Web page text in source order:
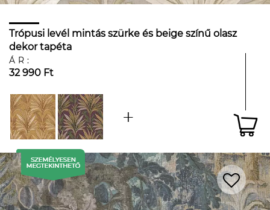
Trópusi levél mintás szürke és beige színű olasz
dekor tapéta
ÁR:
32 990 Ft